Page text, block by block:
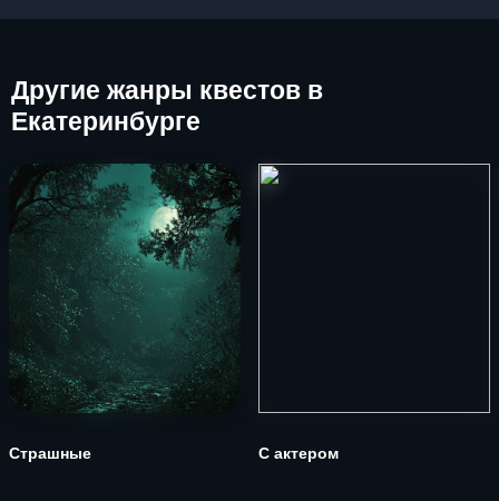
Другие жанры квестов в
Екатеринбурге
Страшные С актером